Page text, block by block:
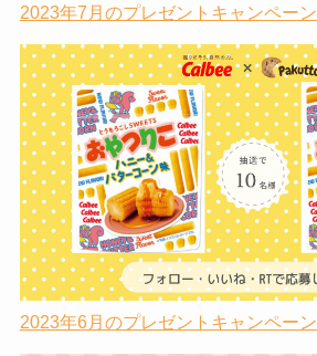
2023年7月のプレゼントキャンペーン
2023年6月のプレゼントキャンペーン